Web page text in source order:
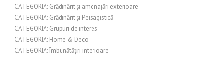
CATEGORIA: Grădinărit și amenajări exterioare
CATEGORIA: Grădinărit și Peisagistică
CATEGORIA: Grupuri de interes
CATEGORIA: Home & Deco
CATEGORIA: Îmbunătățiri interioare